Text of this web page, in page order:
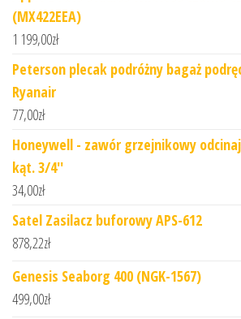
(MX422EEA)
1 199,00zł
Peterson plecak podróżny bagaż
Ryanair
77,00zł
Honeywell - zawór grzejnikowy
kąt. 3/4''
34,00zł
Satel Zasilacz buforowy APS-612
878,22zł
Genesis Seaborg 400 (NGK-1567)
499,00zł